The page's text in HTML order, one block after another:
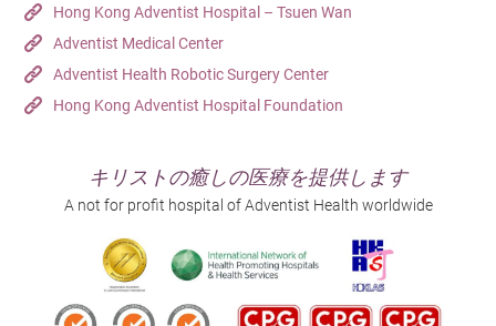
Hong Kong Adventist Hospital – Tsuen Wan
Adventist Medical Center
Adventist Health Robotic Surgery Center
Hong Kong Adventist Hospital Foundation
キリストの癒しの医療を提供します
A not for profit hospital of Adventist Health worldwide